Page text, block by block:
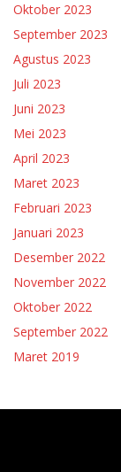
Oktober 2023
September 2023
Agustus 2023
Juli 2023
Juni 2023
Mei 2023
April 2023
Maret 2023
Februari 2023
Januari 2023
Desember 2022
November 2022
Oktober 2022
September 2022
Maret 2019